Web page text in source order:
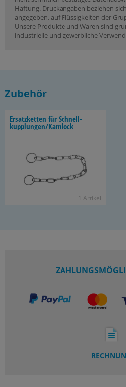
Haftung. Druckangaben beziehen
angegeben, auf Flüssigkeiten der
Unsere Produkte und Waren sind
industrielle und gewerbliche
Zubehör
Er­satz­ket­ten für Schnell­
kupp­lun­gen/Kam­lock
1 Ar­ti­kel